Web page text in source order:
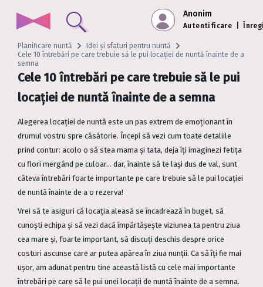
Anonim
Autentificare
Planificare nuntă
Idei și sfaturi pentru nuntă
Cele 10 întrebări pe care trebuie să le pui locației de nuntă înainte de a
semna
Cele 10 întrebări pe care trebuie să le pui
locației de nuntă înainte de a semna
Alegerea locației de nuntă este un pas extrem de emoționant în
drumul vostru spre căsătorie. Începi să vezi cum toate detaliile
prind contur: acolo o să stea mama și tata, deja îți imaginezi fetița
cu flori mergând pe culoar… dar, înainte să te lași dus de val, sunt
câteva întrebări foarte importante pe care trebuie să le pui locației
de nuntă înainte de a o rezerva!
Vrei să te asiguri că locația aleasă se încadrează în buget, să
cunoști echipa și să vezi dacă împărtășește viziunea ta pentru ziua
cea mare și, foarte important, să discuți deschis despre orice
costuri ascunse care ar putea apărea în ziua nunții. Ca să îți fie mai
ușor, am adunat pentru tine această listă cu cele mai importante
întrebări pe care să le pui unei locații de nuntă înainte de a semna.